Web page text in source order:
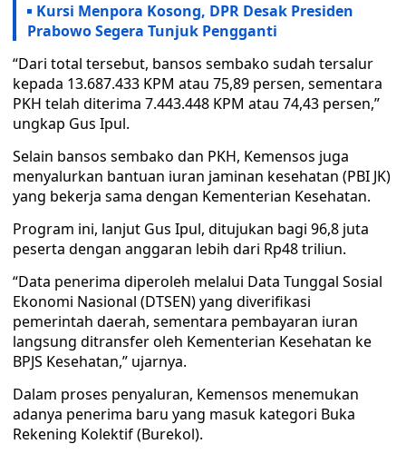
Kursi Menpora Kosong, DPR Desak Presiden
Prabowo Segera Tunjuk Pengganti
“Dari total tersebut, bansos sembako sudah tersalur
kepada 13.687.433 KPM atau 75,89 persen, sementara
PKH telah diterima 7.443.448 KPM atau 74,43 persen,”
ungkap Gus Ipul.
Selain bansos sembako dan PKH, Kemensos juga
menyalurkan bantuan iuran jaminan kesehatan (PBI JK)
yang bekerja sama dengan Kementerian Kesehatan.
Program ini, lanjut Gus Ipul, ditujukan bagi 96,8 juta
peserta dengan anggaran lebih dari Rp48 triliun.
“Data penerima diperoleh melalui Data Tunggal Sosial
Ekonomi Nasional (DTSEN) yang diverifikasi
pemerintah daerah, sementara pembayaran iuran
langsung ditransfer oleh Kementerian Kesehatan ke
BPJS Kesehatan,” ujarnya.
Dalam proses penyaluran, Kemensos menemukan
adanya penerima baru yang masuk kategori Buka
Rekening Kolektif (Burekol).